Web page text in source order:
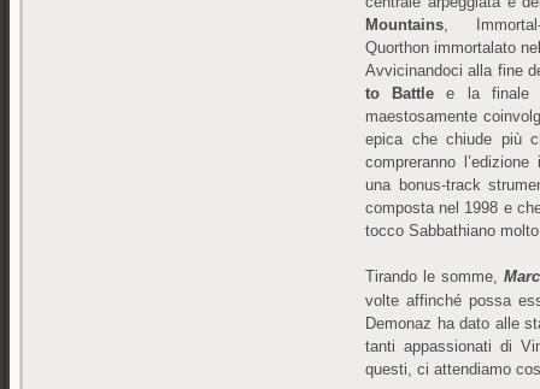
Mountains, Immortal-
Quorthon immortalato
Avvicinandoci alla fine
to Battle e la finale
maestosamente
epica che chiude più
compreranno
una bonus-track
composta nel 1998 e
tocco Sabbathiano
Tirando le somme,
volte affinché possa
Demonaz ha dato alle
tanti appassionati di
questi, ci attendiamo